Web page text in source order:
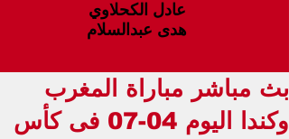
عادل الكحلاوي
هدى عبدالسلام
بث مباشر مباراة المغرب
وكندا اليوم 04-07 فى كأس